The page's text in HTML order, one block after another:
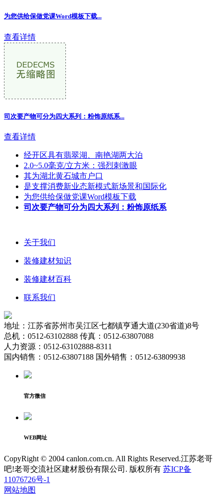
为您供给保做党课Word模板下载...
查看详情
司次要产物可分为四大系列：粉饰原纸系...
查看详情
经开区具有翡翠湖、南艳湖两大泊
2.0~5.0毫克/立方米：强烈刺激眼
其为湖北黄石城市户口
是支撑消费新业态新模式新场景和国际化
为您供给保做党课Word模板下载
司次要产物可分为四大系列：粉饰原纸系
关于我们
装修建材知识
装修建材百科
联系我们
地址：江苏省苏州市吴江区七都镇亨通大道(230省道)8号
总机：0512-63102888 传真：0512-63807088
人力资源：0512-63102888-8311
国内销售：0512-63807188 国外销售：0512-63809938
官方微信
WEB网址
CopyRight © 2004 canlon.com.cn. All Rights Reserved.江苏老哥
吧!老哥交流社区建材股份有限公司. 版权所有 苏ICP备
11076726号-1
网站地图